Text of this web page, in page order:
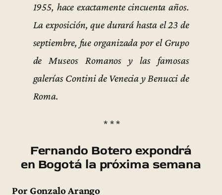
1955, hace exactamente cincuenta años.
La exposición, que durará hasta el 23 de
septiembre, fue organizada por el Grupo
de Museos Romanos y las famosas
galerías Contini de Venecia y Benucci de
Roma.
* * *
Fernando Botero expondrá
en Bogotá la próxima semana
Por Gonzalo Arango